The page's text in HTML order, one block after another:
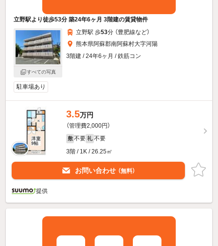
立野駅より徒歩53分 築24年6ヶ月 3階建の賃貸物件
すべての写真
立野駅 歩53分 （豊肥線など）
熊本県阿蘇郡南阿蘇村大字河陽
3階建 / 24年6ヶ月 / 鉄筋コン
駐車場あり
3.5万円
（管理費2,000円）
敷 不要 礼 不要
3階 / 1K / 26.25㎡
お問い合わせ （無料）
提供